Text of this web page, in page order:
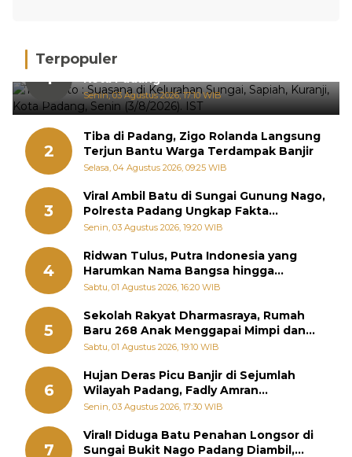
Terpopuler
1
Hujan Deras, 15 Titik Banjir Terdeteksi di
Kota Padang
Senin, 03 Agustus 2026, 17:10 WIB
2
Tiba di Padang, Zigo Rolanda Langsung
Terjun Bantu Warga Terdampak Banjir
Selasa, 04 Agustus 2026, 09:25 WIB
3
Viral Ambil Batu di Sungai Gunung Nago,
Polresta Padang Ungkap Fakta
Sebenarnya
Senin, 03 Agustus 2026, 19:20 WIB
4
Ridwan Tulus, Putra Indonesia yang
Harumkan Nama Bangsa hingga
Diabadikan dalam Buku Jepang
Sabtu, 01 Agustus 2026, 16:20 WIB
5
Sekolah Rakyat Dharmasraya, Rumah
Baru 268 Anak Menggapai Mimpi dan
Memutus Rantai Kemiskinan
Sabtu, 01 Agustus 2026, 19:10 WIB
6
Hujan Deras Picu Banjir di Sejumlah
Wilayah Padang, Fadly Amran
Perintahkan OPD Siaga
Senin, 03 Agustus 2026, 17:30 WIB
7
Viral! Diduga Batu Penahan Longsor di
Sungai Bukit Nago Padang Diambil,